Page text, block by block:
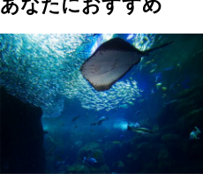
あなたにおすすめ